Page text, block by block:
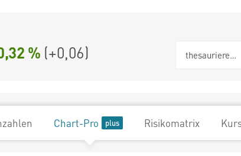
% (+0,06) thesaurierend
Chart-Pro Risikomatrix